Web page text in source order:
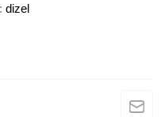
dizel